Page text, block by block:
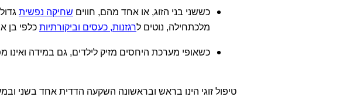
כששני בני הזוג, או אחד מהם, חווים שחיקה נפשית
מלכתחילה, נוטים לרגזנות, כעסים וביקורתיות כלפי בן
כשאופי מערכת היחסים מזיק לילדים, גם במידה ואינו
טיפול זוגי הינו בראש ובראשונה השקעה הדדית אחד בשני